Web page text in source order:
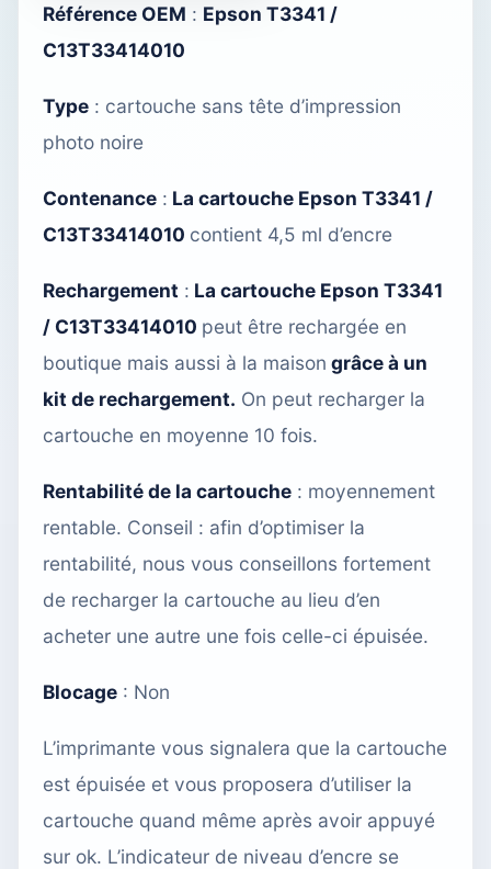
Référence OEM : Epson T3341 /
C13T33414010
Type : cartouche sans tête d’impression
photo noire
Contenance : La cartouche Epson T3341 /
C13T33414010 contient 4,5 ml d’encre
Rechargement : La cartouche Epson T3341
/ C13T33414010 peut être rechargée en
boutique mais aussi à la maison grâce à un
kit de rechargement. On peut recharger la
cartouche en moyenne 10 fois.
Rentabilité de la cartouche : moyennement
rentable. Conseil : afin d’optimiser la
rentabilité, nous vous conseillons fortement
de recharger la cartouche au lieu d’en
acheter une autre une fois celle-ci épuisée.
Blocage : Non
L’imprimante vous signalera que la cartouche
est épuisée et vous proposera d’utiliser la
cartouche quand même après avoir appuyé
sur ok. L’indicateur de niveau d’encre se